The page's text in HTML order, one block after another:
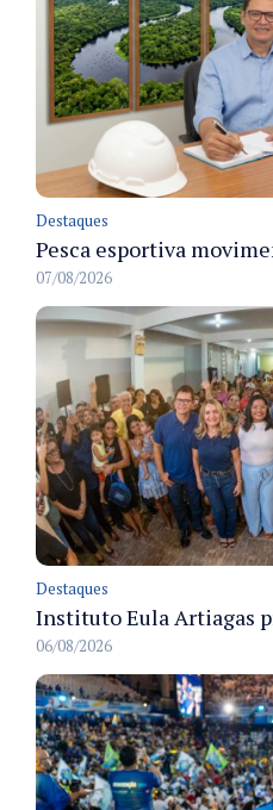
Destaques
07/08/2026
Destaques
06/08/2026